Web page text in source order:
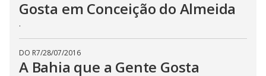
o
Gosta em Conceição do Almeida
.
DO R7/28/07/2016
A Bahia que a Gente Gosta